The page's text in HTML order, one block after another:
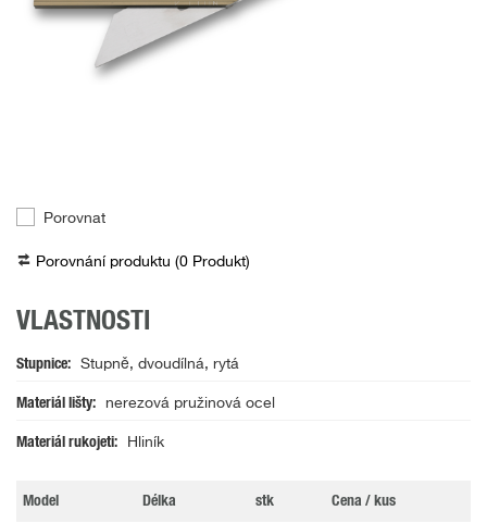
Porovnat
Porovnání produktu (0 Produkt)
VLASTNOSTI
Stupnice Stupně, dvoudílná, rytá
Materiál lišty nerezová pružinová ocel
Materiál rukojeti Hliník
Model Délka stk Cena / kus